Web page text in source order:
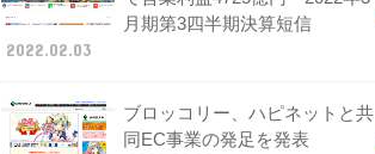
月期第3四半期決算短信
2022.02.03
ブロッコリー、ハピネットと共
同EC事業の発足を発表